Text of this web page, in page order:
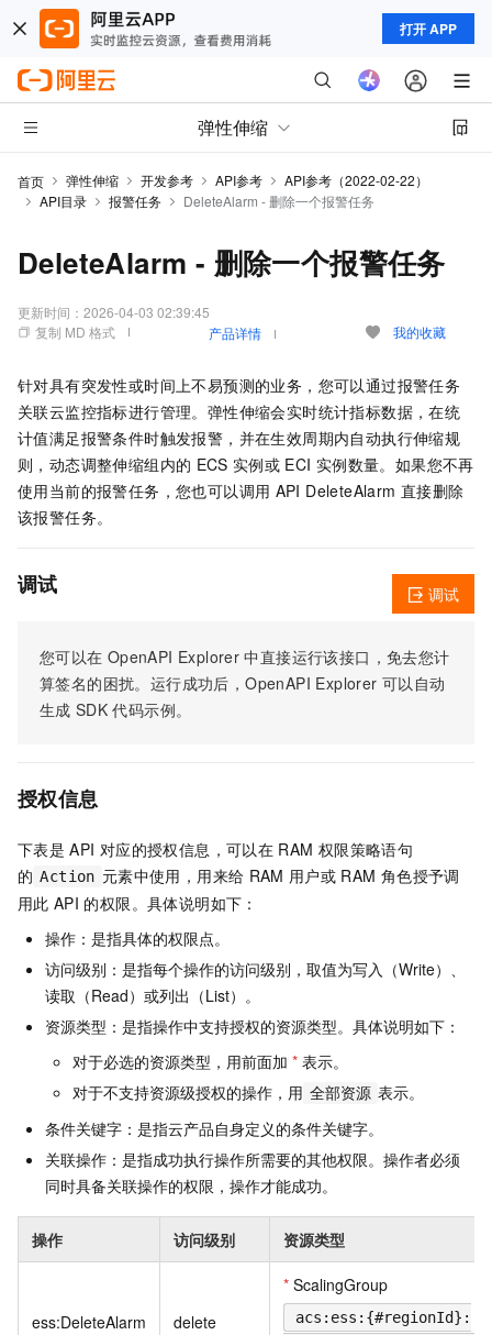
打开 APP
弹性伸缩
首页 弹性伸缩 开发参考 API参考
API参考（2022-02-22）
API目录
报警任务 DeleteAlarm - 删除一个报警任务
DeleteAlarm - 删除一个报警任务
更新时间： 2026-04-03 02:39:45
复制 MD 格式
产品详情 我的收藏
针对具有突发性或时间上不易预测的业务，您可以通过报警任务
关联云监控指标进行管理。弹性伸缩会实时统计指标数据，在统
计值满足报警条件时触发报警，并在生效周期内自动执行伸缩规
则，动态调整伸缩组内的 ECS 实例或 ECI 实例数量。如果您不再
使用当前的报警任务，您也可以调用 API DeleteAlarm 直接删除
该报警任务。
调试
您可以在 OpenAPI Explorer 中直接运行该接口，免去您计
算签名的困扰。运行成功后，OpenAPI Explorer 可以自动
生成 SDK 代码示例。
调试
授权信息
下表是 API 对应的授权信息，可以在 RAM 权限策略语句
的 Action 元素中使用，用来给 RAM 用户或 RAM 角色授予调
用此 API 的权限。具体说明如下：
操作：是指具体的权限点。
访问级别：是指每个操作的访问级别，取值为写入（Write）、
读取（Read）或列出（List）。
资源类型：是指操作中支持授权的资源类型。具体说明如下：
对于必选的资源类型，用前面加 * 表示。
对于不支持资源级授权的操作，用 全部资源 表示。
条件关键字：是指云产品自身定义的条件关键字。
关联操作：是指成功执行操作所需要的其他权限。操作者必须
同时具备关联操作的权限，操作才能成功。
操作 访问级别 资源类型
ess:DeleteAlarm delete
* ScalingGroup
acs:ess:{#regionId}: